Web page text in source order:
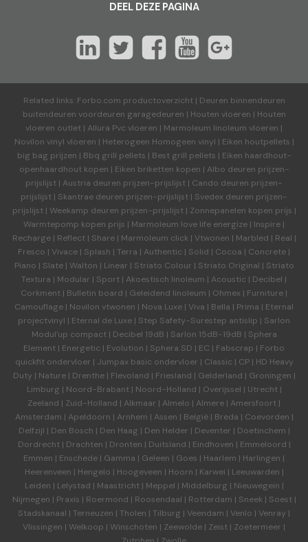
DEEL DEZE PAGINA
Related links: Forbo.com productoverzicht| Deuren binnendeuren
buitendeuren voordeuren garagedeuren | Houten vloeren | Houten
vloeren outlet | Allura Pvc vloeren | Marmoleum linoleum vloeren |
Novilon vinyl vloeren | Heterogeen Homogeen vinyl | Eiken houtpellets |
big bag prijzen | Bbq grill pellets | Best grill pellets | Eiken haardhout-
openhaardhout kopen | Eiken briketten kopen | Albo deuren prijzen-
prijslijst | Austria deuren prijzen-prijslijst | Cando deuren prijzen-
prijslijst | Skantrae deuren prijzen-prijslijst | Svedex deuren prijzen-
prijslijst| Weekamp deuren prijzen-prijslijst| Zonnepanelen kopen prijs |
Warmtepomp kopen prijs | Marmoleum love life energize | Inspire |
Recharge| Reflect| Share| Marmoleum click| Vtwonen | Marbled | Real |
Fresco | Vivace | Splash | Terra | Authentic | Solid | Cocoa | Concrete |
Piano | Slate| Walton | Linear | Striato Colour | Striato Original | Striato
Textura | Modular | Sport | Akoestisch linoleum | Acoustic | Decibel |
Corkment | Bulletin board | Geleidend linoleum | Ohmex | Furniture |
Camouflage | Novilon vtwonen | Nova Luxe | Viva | Bella | Prima | Eternal
projectvinyl | Eternal de Luxe | Step Safety-Surestep antislip | Sarlon
Modul'up compact| Decibel 19dB | Sarlon 15dB-19dB | Sphera
Element | Energetic | Evolution | Sphera SD | EC | Fabscrap | Forbo
quickfit ondervloer | Jumpax basic ondervloer | Classic | CP| HD Heavy
Duty | Nature| Drenthe| Flevoland | Friesland | Gelderland | Groningen |
Limburg | Noord-Brabant| Noord-Holland | Overijssel | Utrecht|
Zeeland | Zuid-Holland | Alkmaar | Almelo | Almere | Amersfoort |
Amsterdam | Apeldoorn | Arnhem | Assen | België| Breda | Coevorden |
Delfzijl | Den Bosch | Den Haag | Den Helder | Deventer | Doetinchem |
Dordrecht| Drachten | Dronten | Duitsland | Eindhoven | Emmeloord |
Emmen | Enschede | Gamma | Geleen | Goes | Haarlem | Harlingen |
Heerenveen | Hengelo | Hoogeveen | Hoorn | Karwei | Leeuwarden |
Leiden | Lelystad | Maastricht| Meppel | Middelburg | Nieuwegein |
Nijmegen | Praxis | Roermond | Roosendaal | Rotterdam | Sneek| Soest|
Stadskanaal | Terneuzen | Tholen | Tilburg | Veendam | Venlo | Venray |
Vlissingen | Welkoop | Winschoten | Zeewolde | Zeist | Zoetermeer |